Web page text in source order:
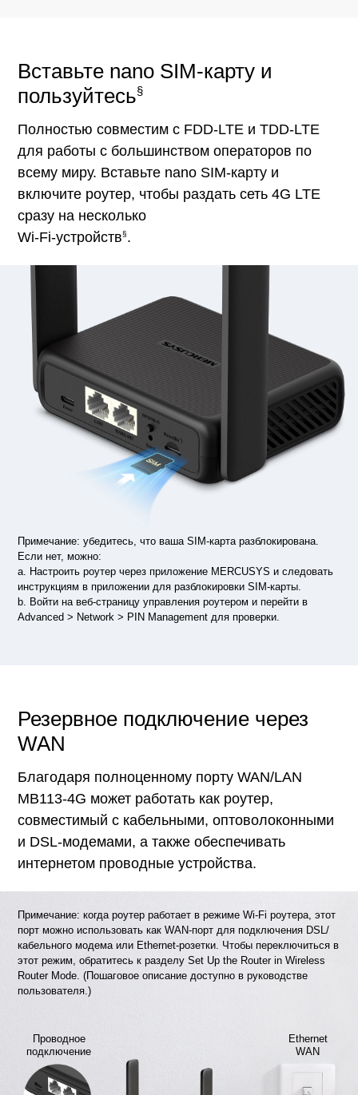
Вставьте nano SIM-карту и
пользуйтесь§
Полностью совместим с FDD-LTE и TDD-LTE
для работы с большинством операторов по
всему миру. Вставьте nano SIM-карту и
включите роутер, чтобы раздать сеть 4G LTE
сразу на несколько
Wi-Fi-устройств§.
Примечание: убедитесь, что ваша SIM-карта разблокирована.
Если нет, можно:
a. Настроить роутер через приложение MERCUSYS и следовать
инструкциям в приложении для разблокировки SIM-карты.
b. Войти на веб-страницу управления роутером и перейти в
Advanced > Network > PIN Management для проверки.
Резервное подключение через
WAN
Благодаря полноценному порту WAN/LAN
MB113-4G может работать как роутер,
совместимый с кабельными, оптоволоконными
и DSL-модемами, а также обеспечивать
интернетом проводные устройства.
Примечание: когда роутер работает в режиме Wi-Fi роутера, этот
порт можно использовать как WAN-порт для подключения DSL/
кабельного модема или Ethernet-розетки. Чтобы переключиться в
этот режим, обратитесь к разделу Set Up the Router in Wireless
Router Mode. (Пошаговое описание доступно в руководстве
пользователя.)
Проводное
подключение
Ethernet
WAN